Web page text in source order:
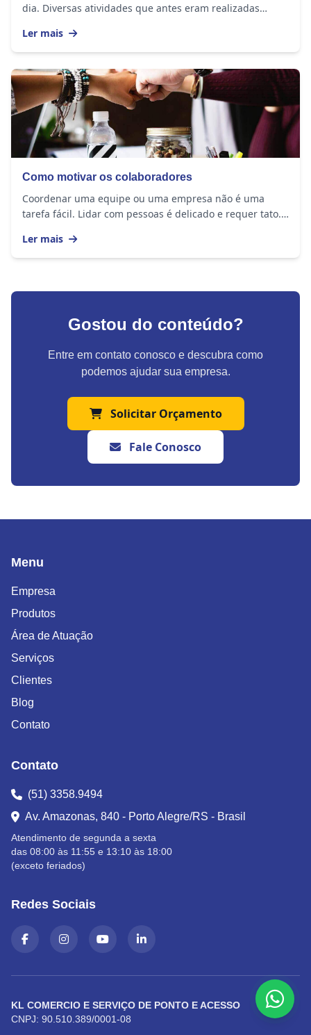
dia. Diversas atividades que antes eram realizadas
Ler mais
Como motivar os colaboradores
Coordenar uma equipe ou uma empresa não é uma
tarefa fácil. Lidar com pessoas é delicado e requer tato.
Ler mais
Gostou do conteúdo?
Entre em contato conosco e descubra como
podemos ajudar sua empresa.
Solicitar Orçamento
Fale Conosco
Menu
Empresa
Produtos
Área de Atuação
Serviços
Clientes
Blog
Contato
Contato
(51) 3358.9494
Av. Amazonas, 840 - Porto Alegre/RS - Brasil
Atendimento de segunda a sexta
das 08:00 às 11:55 e 13:10 às 18:00
(exceto feriados)
Redes Sociais
KL COMERCIO E SERVIÇO DE PONTO E ACESSO
CNPJ: 90.510.389/0001-08